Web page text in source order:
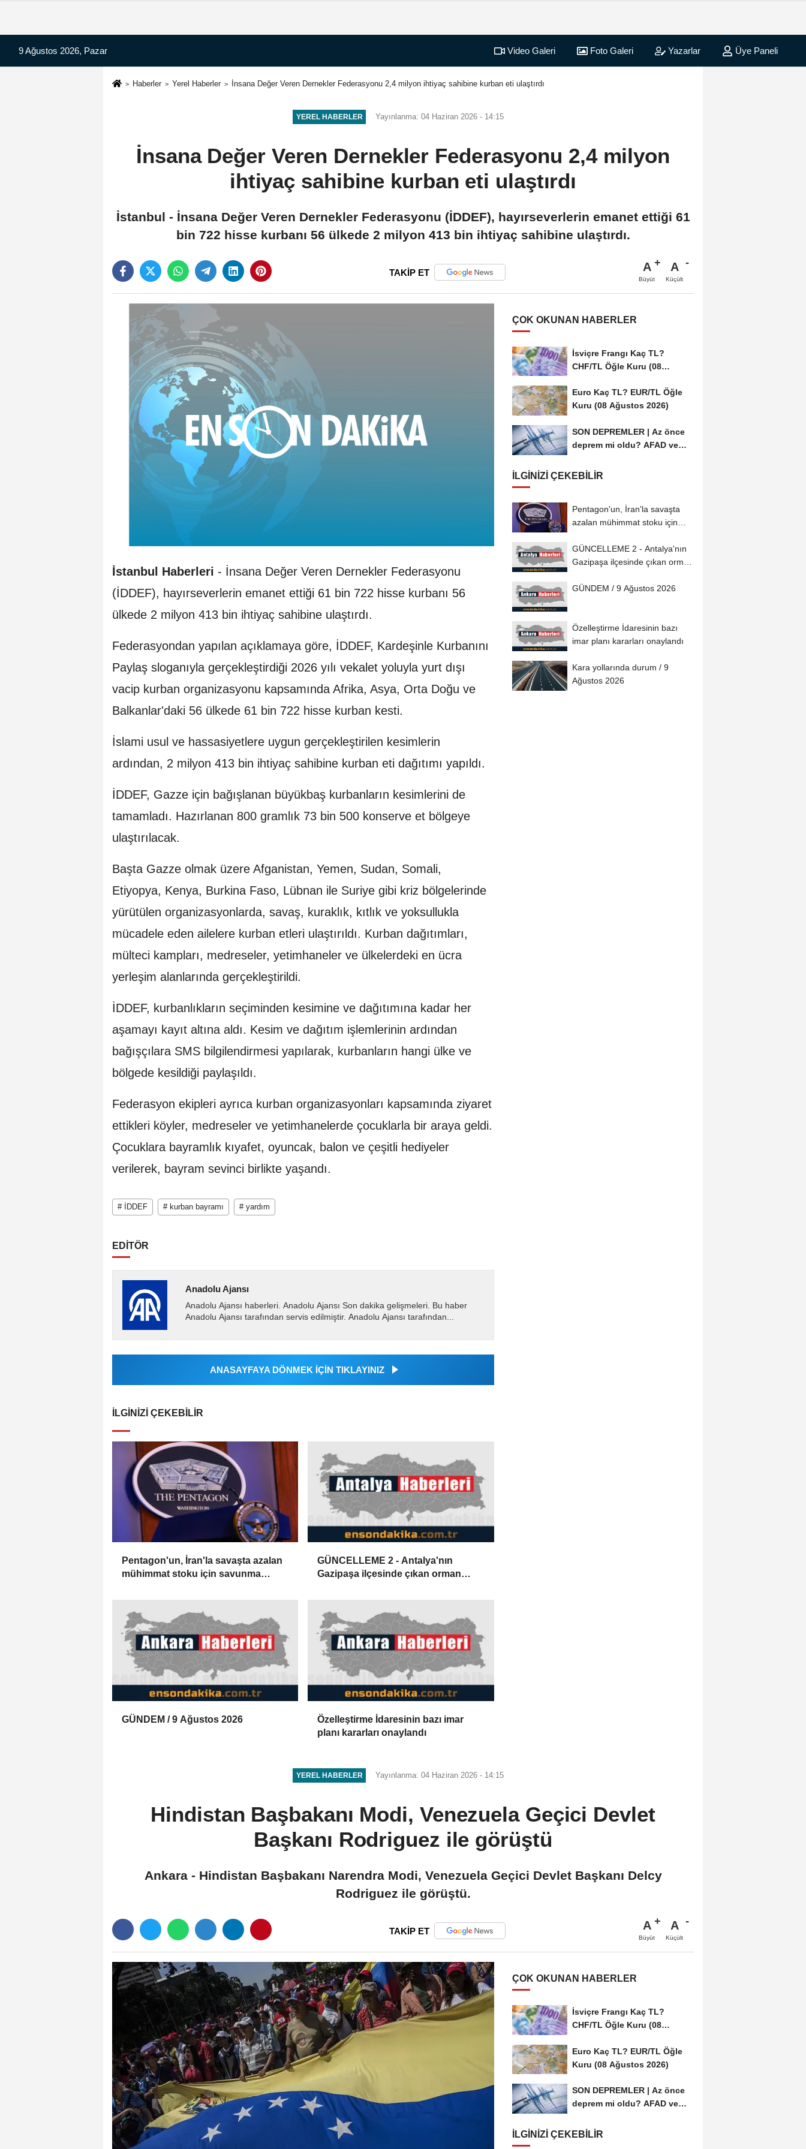
9 Ağustos 2026, Pazar Video Galeri Foto Galeri Yazarlar Üye Paneli
Haberler Yerel Haberler İnsana Değer Veren Dernekler Federasyonu 2,4 milyon ihtiyaç sahibine kurban eti ulaştırdı
YEREL HABERLER Yayınlanma: 04 Haziran 2026 - 14:15
İnsana Değer Veren Dernekler Federasyonu 2,4 milyon
ihtiyaç sahibine kurban eti ulaştırdı
İstanbul - İnsana Değer Veren Dernekler Federasyonu (İDDEF), hayırseverlerin emanet ettiği 61
bin 722 hisse kurbanı 56 ülkede 2 milyon 413 bin ihtiyaç sahibine ulaştırdı.
TAKİP ET A
Büyüt
A
Küçült
İstanbul Haberleri - İnsana Değer Veren Dernekler Federasyonu
(İDDEF), hayırseverlerin emanet ettiği 61 bin 722 hisse kurbanı 56
ülkede 2 milyon 413 bin ihtiyaç sahibine ulaştırdı.
Federasyondan yapılan açıklamaya göre, İDDEF, Kardeşinle Kurbanını
Paylaş sloganıyla gerçekleştirdiği 2026 yılı vekalet yoluyla yurt dışı
vacip kurban organizasyonu kapsamında Afrika, Asya, Orta Doğu ve
Balkanlar'daki 56 ülkede 61 bin 722 hisse kurban kesti.
İslami usul ve hassasiyetlere uygun gerçekleştirilen kesimlerin
ardından, 2 milyon 413 bin ihtiyaç sahibine kurban eti dağıtımı yapıldı.
İDDEF, Gazze için bağışlanan büyükbaş kurbanların kesimlerini de
tamamladı. Hazırlanan 800 gramlık 73 bin 500 konserve et bölgeye
ulaştırılacak.
Başta Gazze olmak üzere Afganistan, Yemen, Sudan, Somali,
Etiyopya, Kenya, Burkina Faso, Lübnan ile Suriye gibi kriz bölgelerinde
yürütülen organizasyonlarda, savaş, kuraklık, kıtlık ve yoksullukla
mücadele eden ailelere kurban etleri ulaştırıldı. Kurban dağıtımları,
mülteci kampları, medreseler, yetimhaneler ve ülkelerdeki en ücra
yerleşim alanlarında gerçekleştirildi.
İDDEF, kurbanlıkların seçiminden kesimine ve dağıtımına kadar her
aşamayı kayıt altına aldı. Kesim ve dağıtım işlemlerinin ardından
bağışçılara SMS bilgilendirmesi yapılarak, kurbanların hangi ülke ve
bölgede kesildiği paylaşıldı.
Federasyon ekipleri ayrıca kurban organizasyonları kapsamında ziyaret
ettikleri köyler, medreseler ve yetimhanelerde çocuklarla bir araya geldi.
Çocuklara bayramlık kıyafet, oyuncak, balon ve çeşitli hediyeler
verilerek, bayram sevinci birlikte yaşandı.
# İDDEF # kurban bayramı # yardım
EDİTÖR
Anadolu Ajansı
Anadolu Ajansı haberleri. Anadolu Ajansı Son dakika gelişmeleri. Bu haber
Anadolu Ajansı tarafından servis edilmiştir. Anadolu Ajansı tarafından...
ANASAYFAYA DÖNMEK İÇİN TIKLAYINIZ
İLGINIZI ÇEKEBILIR
Pentagon'un, İran'la savaşta azalan
mühimmat stoku için savunma
bildirildi
GÜNCELLEME 2 - Antalya'nın
Gazipaşa ilçesinde çıkan orman
GÜNDEM / 9 Ağustos 2026
Özelleştirme İdaresinin bazı imar
planı kararları onaylandı
ÇOK OKUNAN HABERLER
İsviçre Frangı Kaç TL?
CHF/TL Öğle Kuru (08
Euro Kaç TL? EUR/TL Öğle
Kuru (08 Ağustos 2026)
SON DEPREMLER | Az önce
deprem mi oldu? AFAD ve
İLGINIZI ÇEKEBILIR
Pentagon'un, İran'la savaşta
azalan mühimmat stoku için
GÜNCELLEME 2 - Antalya'nın
Gazipaşa ilçesinde çıkan orman
GÜNDEM / 9 Ağustos 2026
Özelleştirme İdaresinin bazı
imar planı kararları onaylandı
Kara yollarında durum / 9
Ağustos 2026
YEREL HABERLER Yayınlanma: 04 Haziran 2026 - 14:15
Hindistan Başbakanı Modi, Venezuela Geçici Devlet
Başkanı Rodriguez ile görüştü
Ankara - Hindistan Başbakanı Narendra Modi, Venezuela Geçici Devlet Başkanı Delcy
Rodriguez ile görüştü.
TAKİP ET A
Büyüt
A
Küçült
ÇOK OKUNAN HABERLER
İsviçre Frangı Kaç TL?
CHF/TL Öğle Kuru (08
Euro Kaç TL? EUR/TL Öğle
Kuru (08 Ağustos 2026)
SON DEPREMLER | Az önce
deprem mi oldu? AFAD ve
İLGINIZI ÇEKEBILIR